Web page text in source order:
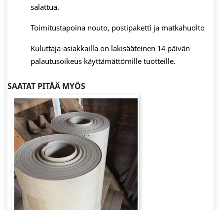
salattua.
Toimitustapoina nouto, postipaketti ja matkahuolto
Kuluttaja-asiakkailla on lakisääteinen 14 päivän
palautusoikeus käyttämättömille tuotteille.
SAATAT PITÄÄ MYÖS